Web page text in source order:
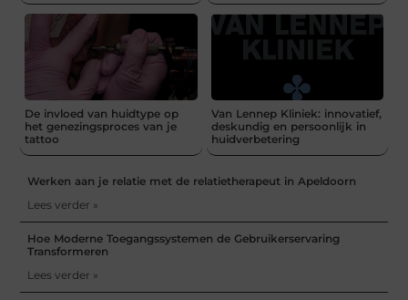
De invloed van huidtype op
het genezingsproces van je
tattoo
Van Lennep Kliniek: innovatief,
deskundig en persoonlijk in
huidverbetering
Werken aan je relatie met de relatietherapeut in Apeldoorn
Lees verder »
Hoe Moderne Toegangssystemen de Gebruikerservaring
Transformeren
Lees verder »